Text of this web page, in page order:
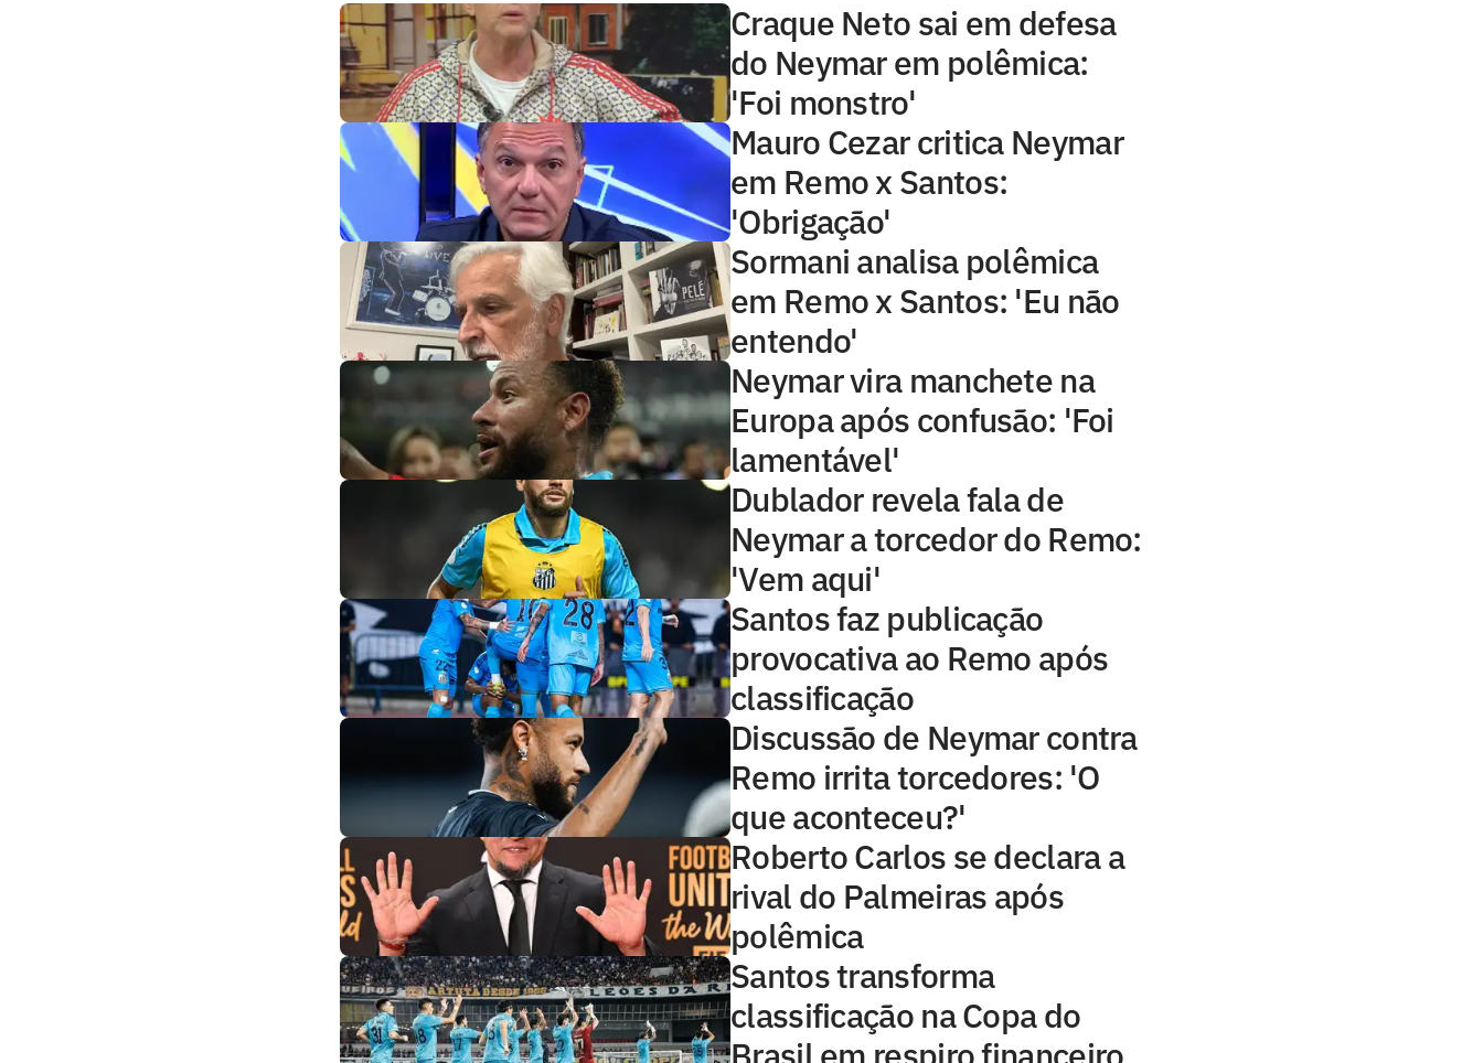
Craque Neto sai em defesa
do Neymar em polêmica:
'Foi monstro'
Mauro Cezar critica Neymar
em Remo x Santos:
'Obrigação'
Sormani analisa polêmica
em Remo x Santos: 'Eu não
entendo'
Neymar vira manchete na
Europa após confusão: 'Foi
lamentável'
Dublador revela fala de
Neymar a torcedor do Remo:
'Vem aqui'
Santos faz publicação
provocativa ao Remo após
classificação
Discussão de Neymar contra
Remo irrita torcedores: 'O
que aconteceu?'
Roberto Carlos se declara a
rival do Palmeiras após
polêmica
Santos transforma
classificação na Copa do